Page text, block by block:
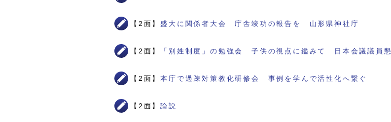
【2面】盛大に関係者大会 庁舎竣功の報告を 山形県神社庁
【2面】 「別姓制度」の勉強会 子供の視点に鑑みて 日本会議議員懇
【2面】本庁で過疎対策教化研修会 事例を学んで活性化へ繋ぐ
【2面】論説